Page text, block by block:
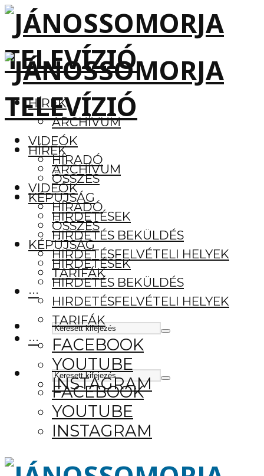
HÍREK
ARCHÍVUM
VIDEÓK
HÍRADÓ
ÖSSZES
KÉPÚJSÁG
HIRDETÉSEK
HIRDETÉS BEKÜLDÉS
HIRDETÉSFELVÉTELI HELYEK
TARIFÁK
···
FACEBOOK
YOUTUBE
INSTAGRAM
HÍREK
ARCHÍVUM
VIDEÓK
HÍRADÓ
ÖSSZES
KÉPÚJSÁG
HIRDETÉSEK
HIRDETÉS BEKÜLDÉS
HIRDETÉSFELVÉTELI HELYEK
TARIFÁK
···
FACEBOOK
YOUTUBE
INSTAGRAM